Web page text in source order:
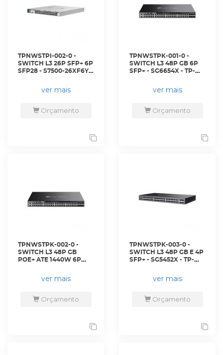
TPNWSTPI-002-0 -
SWITCH L3 26P SFP+ 6P
SFP28 - S7500-26XF6Y -
ver mais
Orçamento
TPNWSTPK-001-0 -
SWITCH L3 48P GB 6P
SFP+ - SG6654X - TP-
ver mais
Orçamento
TPNWSTPK-002-0 -
SWITCH L3 48P GB
POE+ ATE 1440W 6P
ver mais
Orçamento
TPNWSTPK-003-0 -
SWITCH L3 48P GB E 4P
SFP+ - SG5452X - TP-
ver mais
Orçamento